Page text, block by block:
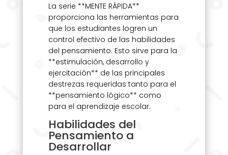
La serie **MENTE RÁPIDA**
proporciona las herramientas para
que los estudiantes logren un
control efectivo de las habilidades
del pensamiento. Esto sirve para la
**estimulación, desarrollo y
ejercitación** de las principales
destrezas requeridas tanto para el
**pensamiento lógico** como
para el aprendizaje escolar.
Habilidades del
Pensamiento a
Desarrollar